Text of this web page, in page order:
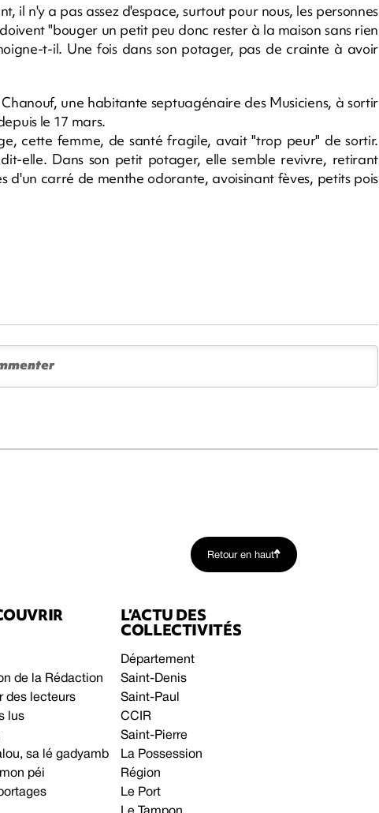
il n'y a pas assez d'espace, surtout pour nous, les personnes
"bouger un petit peu donc rester à la maison sans rien
t-il. Une fois dans son potager, pas de crainte à avoir
une habitante septuagénaire des Musiciens, à sortir
le 17 mars.
cette femme, de santé fragile, avait "trop peur" de sortir.
elle. Dans son petit potager, elle semble revivre, retirant
d'un carré de menthe odorante, avoisinant fèves, petits pois
Retour en haut
de la Rédaction
des lecteurs
lus
sa lé gadyamb
péi
L’ACTU DES
COLLECTIVITÉS
Département
Saint-Denis
Saint-Paul
CCIR
Saint-Pierre
La Possession
Région
Le Port